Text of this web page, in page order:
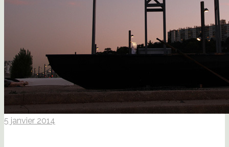
5 janvier 2014